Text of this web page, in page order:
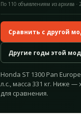
По 110 объявлениям из архива
Сравнить с другой
Другие годы этой
Honda ST 1300 Pan
л.с., масса 331 кг. Ниже
для сравнения.